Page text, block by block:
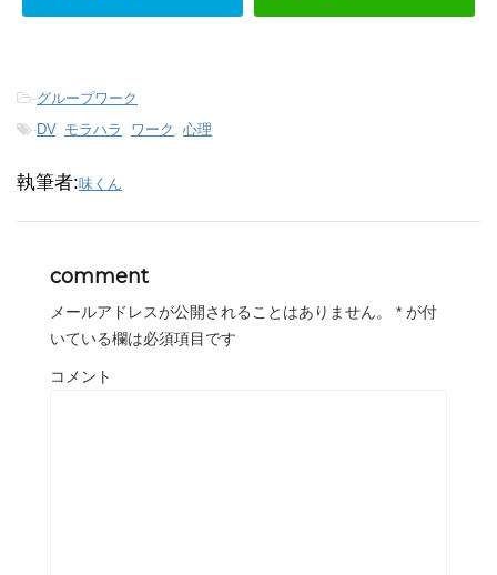
-グループワーク
-DV, モラハラ , ワーク , 心理
執筆者:味くん
comment
メールアドレスが公開されることはありません。 * が付
いている欄は必須項目です
コメント